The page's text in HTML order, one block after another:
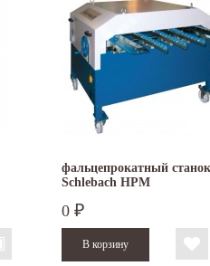
фальцепрокатный станок
Schlebach HPM
0 ₽